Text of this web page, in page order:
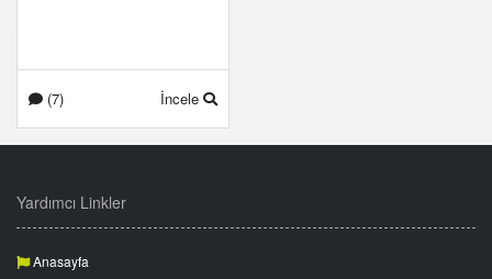
(7) İncele
Yardımcı Linkler
Anasayfa